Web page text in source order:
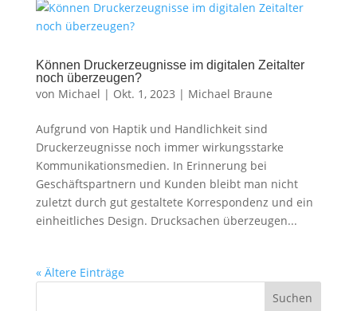
Können Druckerzeugnisse im digitalen Zeitalter
noch überzeugen?
von Michael | Okt. 1, 2023 | Michael Braune
Aufgrund von Haptik und Handlichkeit sind
Druckerzeugnisse noch immer wirkungsstarke
Kommunikationsmedien. In Erinnerung bei
Geschäftspartnern und Kunden bleibt man nicht
zuletzt durch gut gestaltete Korrespondenz und ein
einheitliches Design. Drucksachen überzeugen...
« Ältere Einträge